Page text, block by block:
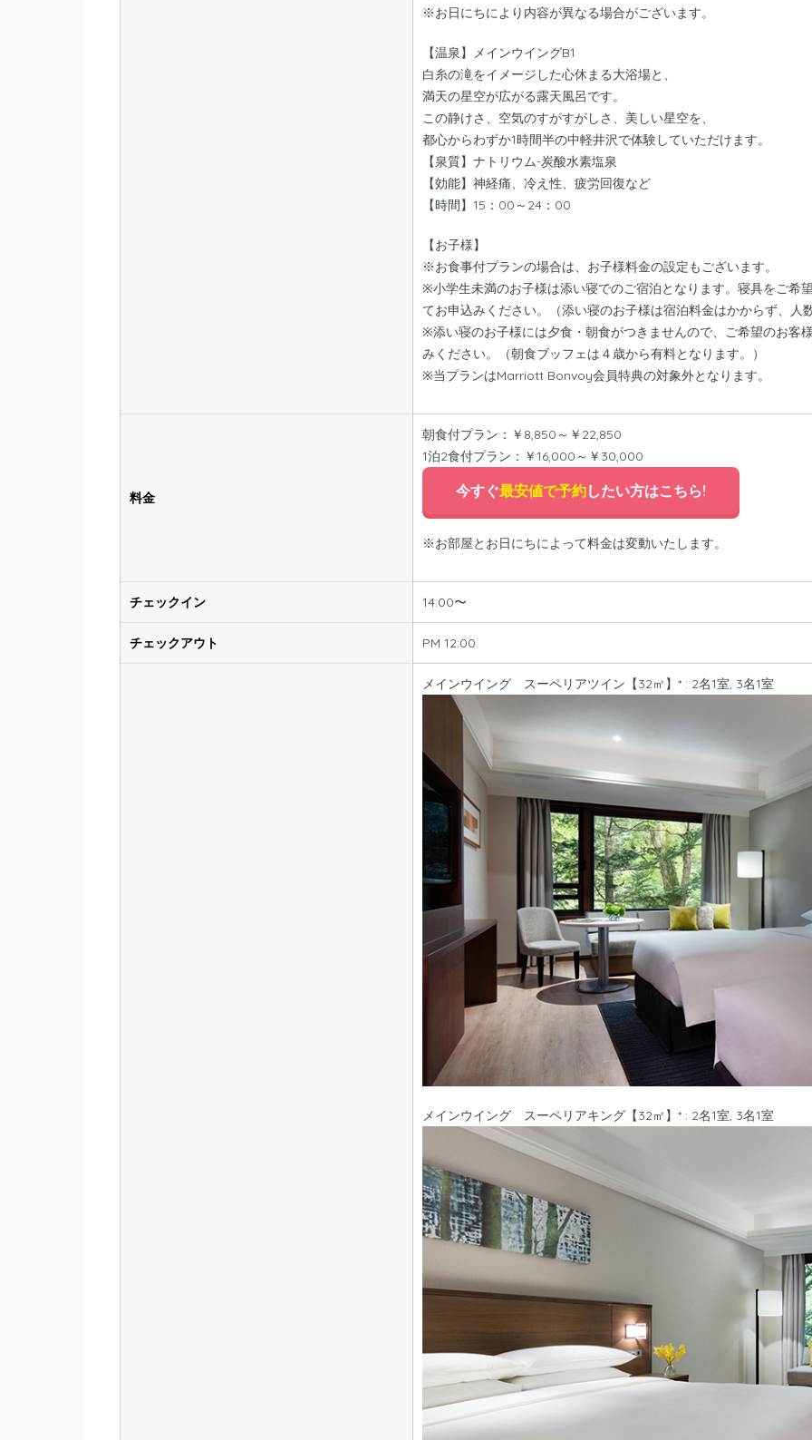
※お日にちにより内容が異なる場合がございます。
【温泉】メインウイングB1
白糸の滝をイメージした心休まる大浴場と、
満天の星空が広がる露天風呂です。
この静けさ、空気のすがすがしさ、美しい星空を、
都心からわずか1時間半の中軽井沢で体験していただけます。
【泉質】ナトリウム-炭酸水素塩泉
【効能】神経痛、冷え性、疲労回復など
【時間】15：00～24：00
【お子様】
※お食事付プランの場合は、お子様料金の設定もございます。
※小学生未満のお子様は添い寝でのご宿泊となります。寝具をご希
てお申込みください。（添い寝のお子様は宿泊料金はかからず、人
※添い寝のお子様には夕食・朝食がつきませんので、ご希望のお客
みください。（朝食ブッフェは４歳から有料となります。）
※当プランはMarriott Bonvoy会員特典の対象外となります。
料金
朝食付プラン：￥8,850～￥22,850
1泊2食付プラン：￥16,000～￥30,000
今すぐ最安値で予約したい方はこちら!
※お部屋とお日にちによって料金は変動いたします。
チェックイン 14:00〜
チェックアウト PM 12:00
メインウイング スーペリアツイン【32㎡】* : 2名1室, 3名1室
メインウイング スーペリアキング【32㎡】* : 2名1室, 3名1室